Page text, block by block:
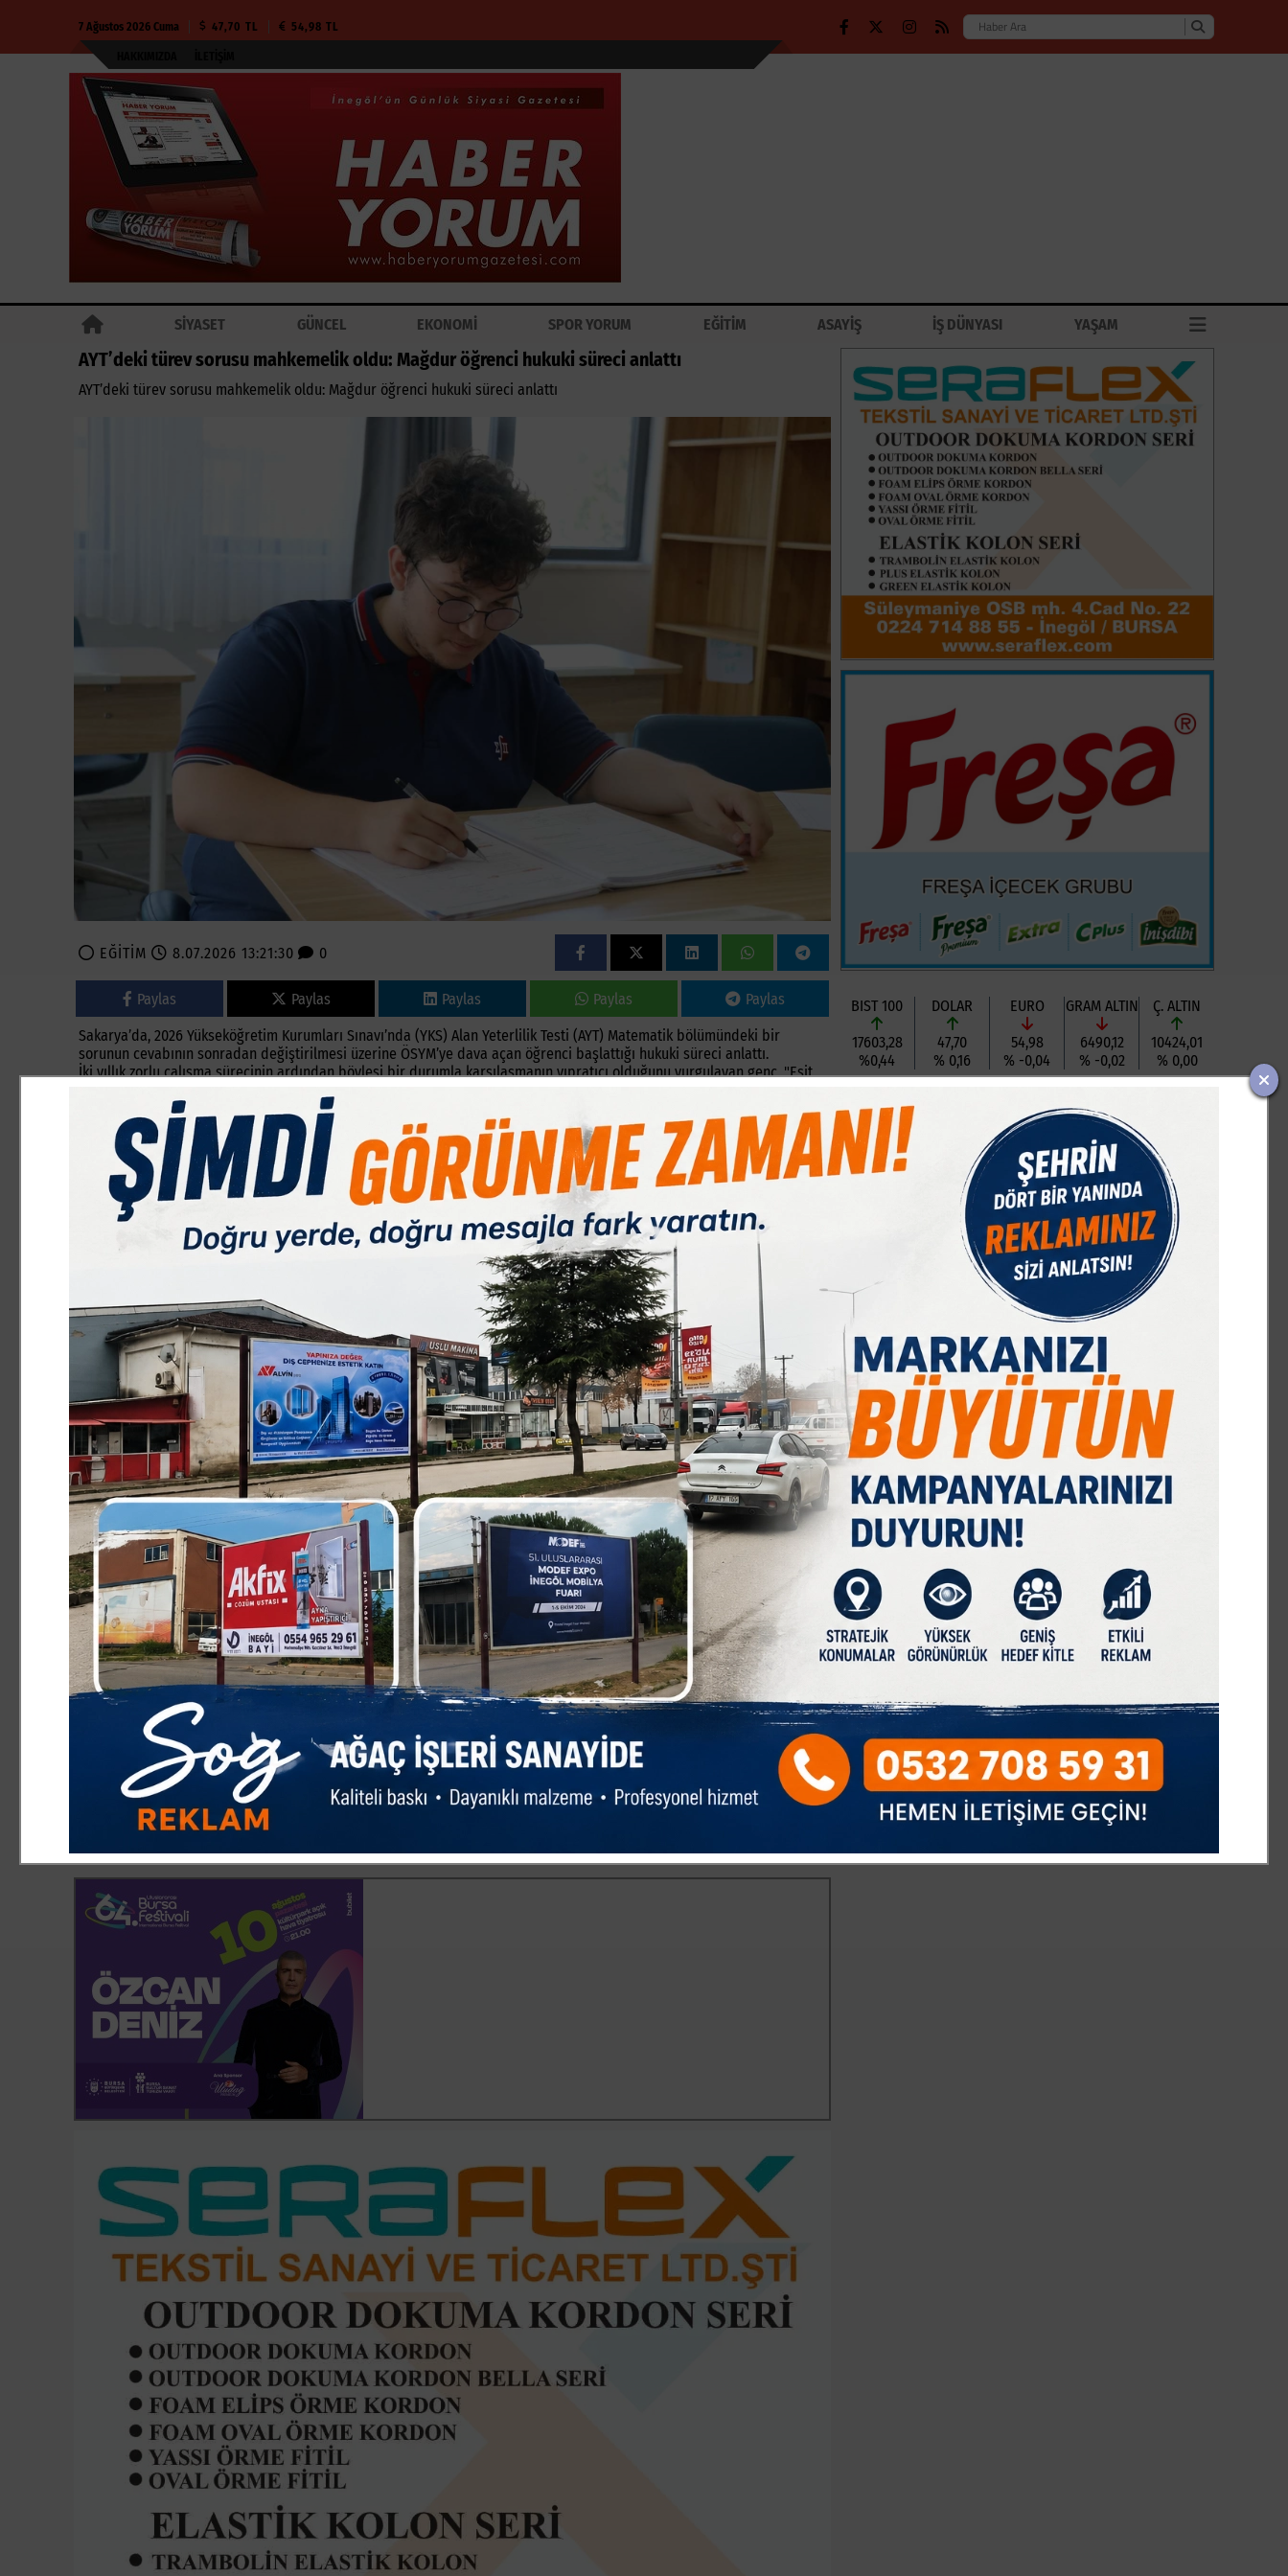
7 Ağustos 2026 Cuma 47,70 TL 54,98 TL
SİYASET GÜNCEL EKONOMİ SPOR YORUM EĞİTİM ASAYİŞ İŞ DÜNYASI YAŞAM
AYT’deki türev sorusu mahkemelik oldu: Mağdur öğrenci hukuki süreci anlattı
AYT’deki türev sorusu mahkemelik oldu: Mağdur öğrenci hukuki süreci anlattı
EĞİTİM 8.07.2026 13:21:30 0
Paylas Paylas Paylas Paylas Paylas
Sakarya’da, 2026 Yükseköğretim Kurumları Sınavı’nda (YKS) Alan Yeterlilik Testi (AYT) Matematik bölümündeki bir
sorunun cevabının sonradan değiştirilmesi üzerine ÖSYM’ye dava açan öğrenci başlattığı hukuki süreci anlattı.
İki yıllık zorlu çalışma sürecinin ardından böylesi bir durumla karşılaşmanın yıpratıcı olduğunu vurgulayan genç, "Eşit
bir hayal kırıklığı oldu" dedi.
ÖSYM, geçtiğimiz günlerde yaptığı resmi duyuruyla 2026 YKS Türk Dili ve Edebiyatı-Sosyal Bilimler-1 testindeki 20
numaralı soruyu iptal ettiğini, AYT Matematik testindeki 23 numaralı türev sorusunun ise cevabını "C" yerine "A" olarak
güncellediğini ilan etmişti. Bu güncelleme, sınavda derece hedefleyen 18 yaşındaki eşit ağırlık öğrencisi Doruk Kerem
Atam’ı harekete geçirdi.
Yaşadığı hak kaybı nedeniyle sorunun tamamen iptali için hukuki mücadele başlatan ve mahkemeye başvuran Atam,
yaşadığı hayal kırıklığını ve açtığı iptal davasının gerekçelerini paylaştı.
Süreçte yaşadığı hayal kırıklığını dile getiren 18 yaşındaki Doruk Kerem Atam, "Cevap anahtarının değiştirilmesi 1
Temmuz tarihinde ÖSYM’nin kendi resmi sitesinde açıklandı. Ben de o şekilde öğrendim. Eşit ağırlık öğrencisi olarak,
hem edebiyat alanında bir soru iptal edildi hem de matematik sorusunun cevabı değiştirildi. Bu durum beni yaklaşık
2,25 net gibi ciddi şekilde geriye düşürdü. Olumsuz şekilde etkiledi" dedi.
"Soru, öğrencileri birden fazla şıkka sevk edecek şekilde olmamalı"
İki yıllık zorlu bir çalışma sürecinin ardından böylesi bir durumla karşılaşmanın yıpratıcı olduğunu vurgulayan Atam,
"Sınav süreci benim için oldukça zorlayıcıydı. Yaklaşık 2 sene gibi uzun bir süre sınava hazırlandım. Psikolojik olarak
oldukça yıpratıcıydı ve yorucuydu, katlandım. TYT sınavında 100 net, AYT sınavında 73 net yapmıştım. Eşit ağırlıkçıyım,
derece beklentisinde olan bir öğrenciyim. Bu yüzden bu cevap anahtarının değişmesi benim için çok ciddi bir hayal
kırıklığı oldu. Arasında ciddi bir net farkı var. Bu soruyu A olarak işaretleyen kişiler doğru yapmış oldu. Soruyu yanlış
yapan kişiler, yeni açıklanan cevap anahtarına göre doğru yapmış oldu. Ben C işaretledim, soruyu doğru yapmışken,
yeni cevap anahtarına göre yanlış yapmış oldum. Bizim aramızda 2.5 netlik bir makas oluşmuş oldu. Bu ciddi bir net.
ÖSYM tarafından hazırlanan, aylarca izole edilen, toplum içine çıkması engellenen hocalarımız, akademisyenler
tarafından hazırlanan sorular. Ciddi emekler harcanıyor. Bu soruları 3-5 kişi değil, yüzlerce, binlerce kişi muhatap
oluyor. Bu şekilde bir komisyon aylarca üzerinde uğraştıkları sorunun cevabını C olarak açıklıyorken ben sınav
esnasında 3 saatlik 80 soru için kısıtlı bir zamanım varken bu soruyu nasıl doğru şekilde cevaplayabilirim? Bu soru
öğrencileri birden fazla şıkka sevk edecek şekilde olmamalı" diye konuştu.
"Dava açtım, umarım süreç lehime işler"
Hukuki mücadeleyi kendi kararıyla başlattığını ve kendisi gibi mağdurlarında hak kayıplarının üzerine gitmesi
gerektiğini aktaran Atam, "Dava süreci benim kendi fikrimdi. Bu şekilde bir hak kaybına uğramak istemedim. Bu
konuda kendi girişimimde bulunmak istedim. Davamı açtım, hukuki sürece başvurdum. Umarım bu süreç benim lehime
şekilde işler. Kendi hak kayıplarının üzerine düşmelerini tavsiye ederim. Gerek dava açmaları, gerek CİMER’e
başvurmalarını tavsiye ediyorum. Bu ciddi bir hak kaybı ve ben kendim gibi sınava yönelik ciddi hazırlık yapan hiçbir
arkadaşımın hak kaybına uğramasını istemem" şeklinde konuştu.
"Soru iptal edilirse kimse hak kaybına uğramayacak"
İtirazının ardından sosyal medyada aldığı tepkilere ve ÖSYM’nin soru iptali sistemine değinen Doruk Kerem Atam,
"Sosyal medya üzerinden olumsuz tepkiler aldım. Cevap anahtarında cevap C şıkkı iken, A şıkkı olarak değiştirilmesine
itiraz ediyordum. A işaretleyen sınav arkadaşlarım bana sosyal medya üzerinden eleştiride bulundular. Bu konuda
ÖSYM’nin şöyle bir uygulaması var; artık iptal edilen sorular için herkese artı 1 net eklemiyor, iptal edilen sorunun
katsayısı geri kalan sorulara dağıtılıyor. Yani matematik kısmı 40 soru değil 39 soruymuş gibi değerlendiriliyor. Bu
yüzden cevabı A işaretleyen arkadaşlarım da sorunun iptalinde herhangi bir hak kaybına uğramayacaklar" ifadelerini
kullandı.
BIST 100
17603,28
%0,44
DOLAR
47,70
% 0,16
EURO
54,98
% -0,04
GRAM ALTIN
6490,12
% -0,02
Ç. ALTIN
10424,01
% 0,00